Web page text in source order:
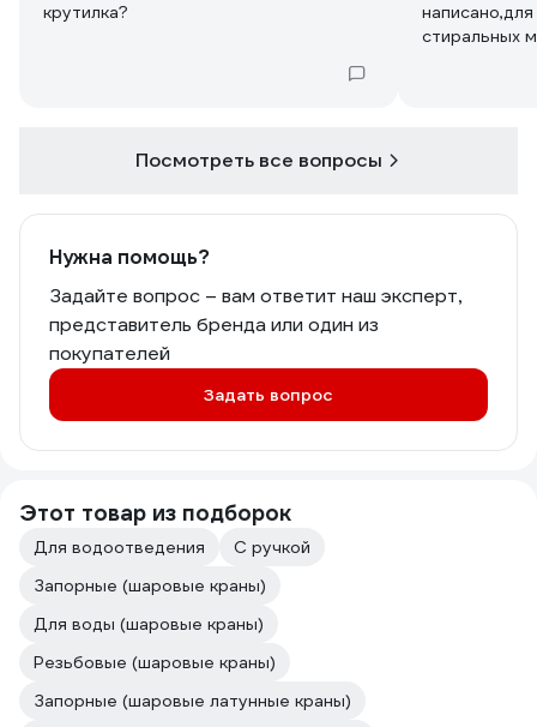
крутилка?
стиральных
Посмотреть все вопросы
Нужна помощь?
Задайте вопрос – вам ответит наш эксперт,
представитель бренда или один из
покупателей
Задать вопрос
Этот товар из подборок
Для водоотведения
С ручкой
Запорные (шаровые краны)
Для воды (шаровые краны)
Резьбовые (шаровые краны)
Запорные (шаровые латунные краны)